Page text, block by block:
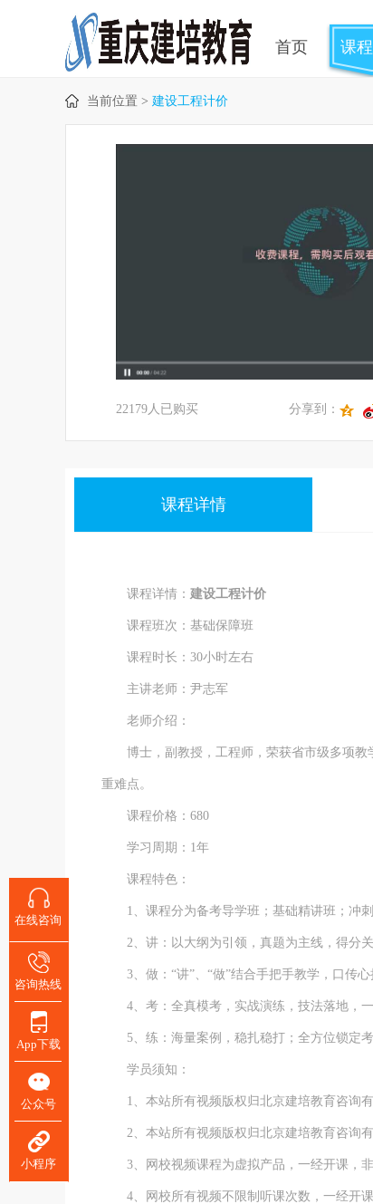
首页 课
当前位置 > 建设工程计价
22179人已购买 分享到：
课程详情
课程详情： 建设工程计价
课程班次：基础保障班
课程时长：30小时左右
主讲老师：尹志军
老师介绍：
博士，副教授，工程师，荣获省市级多项教
重难点。
课程价格：680
学习周期：1年
课程特色：
1、课程分为备考导学班；基础精讲班；冲刺
2、讲：以大纲为引领，真题为主线，得分关
3、做：“讲”、“做”结合手把手教学，口传心
4、考：全真模考，实战演练，技法落地，一
5、练：海量案例，稳扎稳打；全方位锁定考
学员须知：
1、本站所有视频版权归北京建培教育咨询
2、本站所有视频版权归北京建培教育咨询有
3、网校视频课程为虚拟产品，一经开课，非
4、网校所有视频不限制听课次数，一经开课
在线咨询
咨询热线
App下载
公众号
小程序